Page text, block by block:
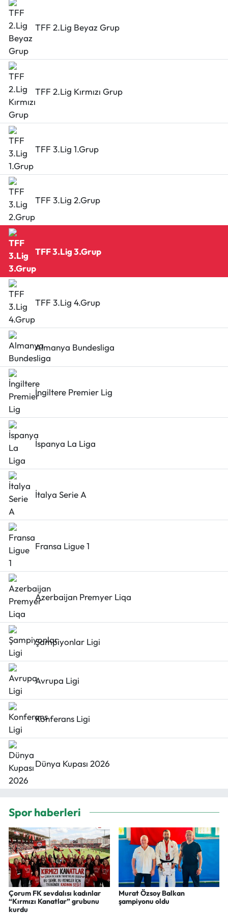
TFF 2.Lig Beyaz Grup
TFF 2.Lig Kırmızı Grup
TFF 3.Lig 1.Grup
TFF 3.Lig 2.Grup
TFF 3.Lig 3.Grup
TFF 3.Lig 4.Grup
Almanya Bundesliga
İngiltere Premier Lig
İspanya La Liga
İtalya Serie A
Fransa Ligue 1
Azerbaijan Premyer Liqa
Şampiyonlar Ligi
Avrupa Ligi
Konferans Ligi
Dünya Kupası 2026
Spor haberleri
Çorum FK sevdalısı kadınlar
“Kırmızı Kanatlar” grubunu
kurdu
Murat Özsoy Balkan
şampiyonu oldu